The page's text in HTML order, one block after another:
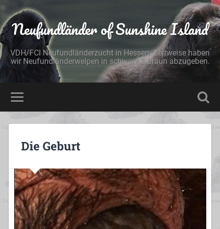
Neufundländer of Sunshine Island
VDH/FCI Neufundländerzucht in Hessen. Zeitweise haben
wir Neufundländerwelpen in schwarz & braun abzugeben.
Die Geburt